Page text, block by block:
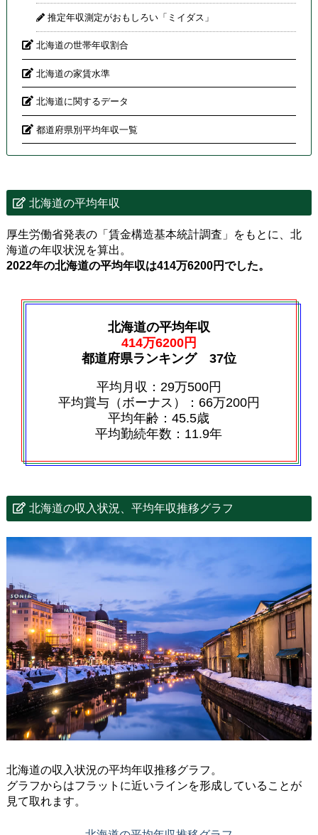
推定年収測定がおもしろい「ミイダス」
北海道の世帯年収割合
北海道の家賃水準
北海道に関するデータ
都道府県別平均年収一覧
北海道の平均年収
厚生労働省発表の「賃金構造基本統計調査」をもとに、北
海道の年収状況を算出。
2022年の北海道の平均年収は414万6200円でした。
北海道の平均年収
414万6200円
都道府県ランキング 37位
平均月収：29万500円
平均賞与（ボーナス）：66万200円
平均年齢：45.5歳
平均勤続年数：11.9年
北海道の収入状況、平均年収推移グラフ
北海道の収入状況の平均年収推移グラフ。
グラフからはフラットに近いラインを形成していることが
見て取れます。